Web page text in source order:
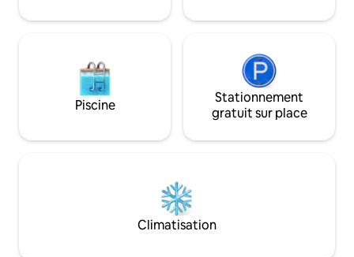
90 mètres de stationnement privé pour
de liquide). PAS DE QUAI! *
Piscine
Stationnement
gratuit sur place
Climatisation